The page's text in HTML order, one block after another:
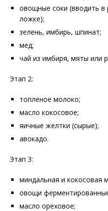
овощные соки (вводить в
ложке);
зелень, имбирь, шпинат;
мед;
чай из имбиря, мяты или
Этап 2:
топленое молоко;
масло кокосовое;
яичные желтки (сырые);
авокадо.
Этап 3:
миндальная и кокосовая
овощи
масло ореховое;